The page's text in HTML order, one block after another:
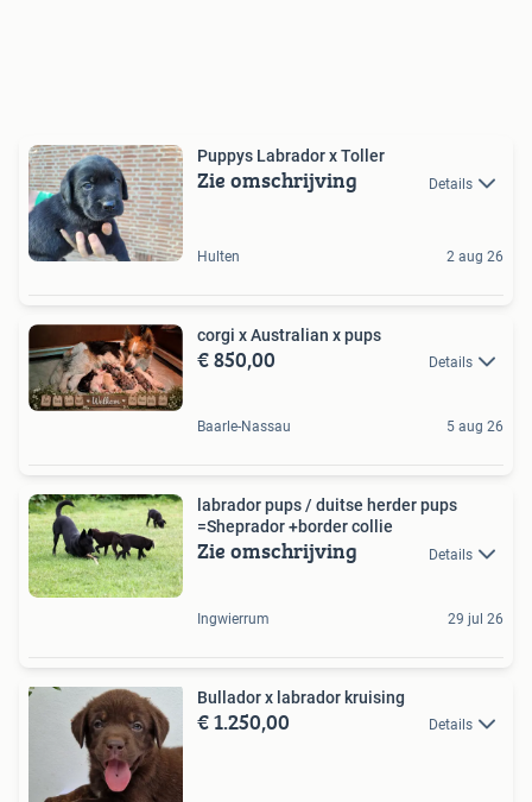
Puppys Labrador x Toller
Zie omschrijving Details
Hulten 2 aug 26
corgi x Australian x pups
€ 850,00 Details
Baarle-Nassau 5 aug 26
labrador pups / duitse herder pups
=Sheprador +border collie
Zie omschrijving Details
Ingwierrum 29 jul 26
Bullador x labrador kruising
€ 1.250,00 Details